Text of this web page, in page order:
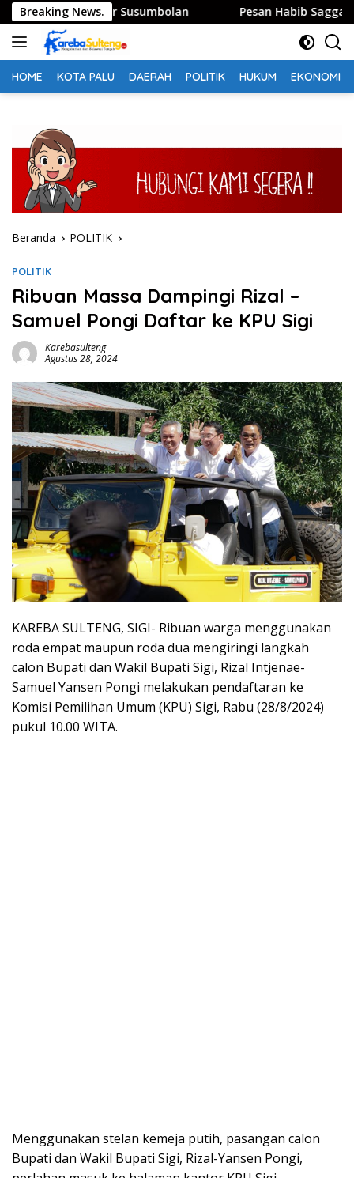
Langsung
ke
konten
Breaking News.
Pasar Susumbolan Pesan Habib Saggaf Masih
HOME KOTA PALU DAERAH POLITIK HUKUM EKONOMI
Beranda POLITIK
POLITIK
Ribuan Massa Dampingi Rizal –
Samuel Pongi Daftar ke KPU Sigi
Karebasulteng
Agustus 28, 2024
KAREBA SULTENG, SIGI- Ribuan warga menggunakan
roda empat maupun roda dua mengiringi langkah
calon Bupati dan Wakil Bupati Sigi, Rizal Intjenae-
Samuel Yansen Pongi melakukan pendaftaran ke
Komisi Pemilihan Umum (KPU) Sigi, Rabu (28/8/2024)
pukul 10.00 WITA.
Menggunakan stelan kemeja putih, pasangan calon
Bupati dan Wakil Bupati Sigi, Rizal-Yansen Pongi,